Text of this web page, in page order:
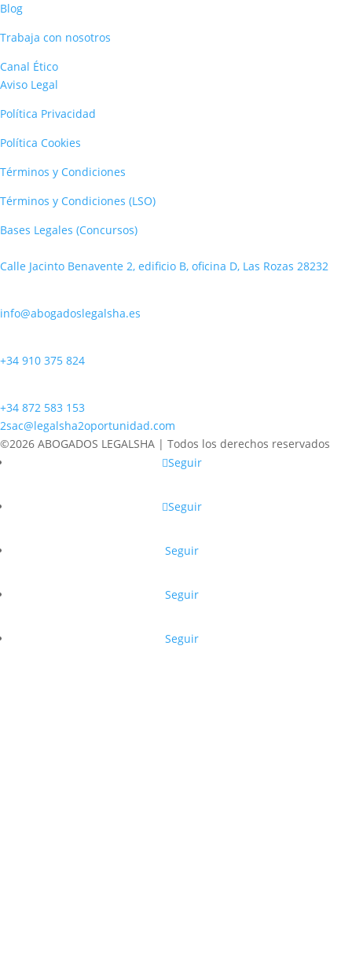
Blog
Trabaja con nosotros
Canal Ético
Aviso Legal
Política Privacidad
Política Cookies
Términos y Condiciones
Términos y Condiciones (LSO)
Bases Legales (Concursos)
Calle Jacinto Benavente 2, edificio B, oficina D, Las Rozas 28232
info@abogadoslegalsha.es
+34 910 375 824
+34 872 583 153
2sac@legalsha2oportunidad.com
©2026 ABOGADOS LEGALSHA | Todos los derechos reservados
Seguir
Seguir
Seguir
Seguir
Seguir